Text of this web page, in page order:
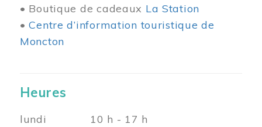
• Boutique de cadeaux La Station
•Centre d’information touristique de
Moncton
Heures
lundi 10 h - 17 h